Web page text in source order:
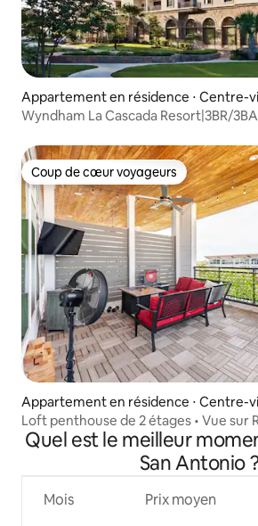
Appartement en résidence ⋅ Centre-
Wyndham La Cascada Resort|3BR/
Coup de cœur voyageurs
Coup de cœur voyageurs
Appartement en résidence ⋅ Centre-
Loft penthouse de 2 étages • Vue sur
Quel est le meilleur
San Antonio
Mois Prix moyen